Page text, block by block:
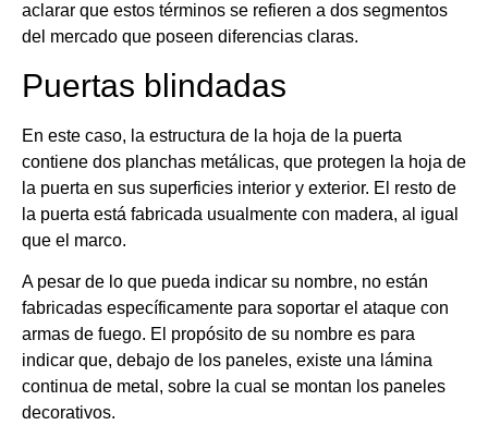
aclarar que estos términos se refieren a dos segmentos
del mercado que poseen diferencias claras.
Puertas blindadas
En este caso, la estructura de la hoja de la puerta
contiene dos planchas metálicas, que protegen la hoja de
la puerta en sus superficies interior y exterior. El resto de
la puerta está fabricada usualmente con madera, al igual
que el marco.
A pesar de lo que pueda indicar su nombre, no están
fabricadas específicamente para soportar el ataque con
armas de fuego. El propósito de su nombre es para
indicar que, debajo de los paneles, existe una lámina
continua de metal, sobre la cual se montan los paneles
decorativos.